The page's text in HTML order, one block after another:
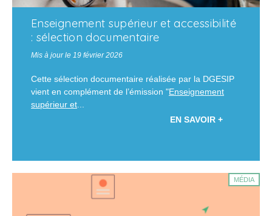
Enseignement supérieur et accessibilité
: sélection documentaire
Mis à jour le 19 février 2026
Cette sélection documentaire réalisée par la DGESIP
vient en complément de l’émission "Enseignement
supérieur et...
EN SAVOIR +
MÉDIA